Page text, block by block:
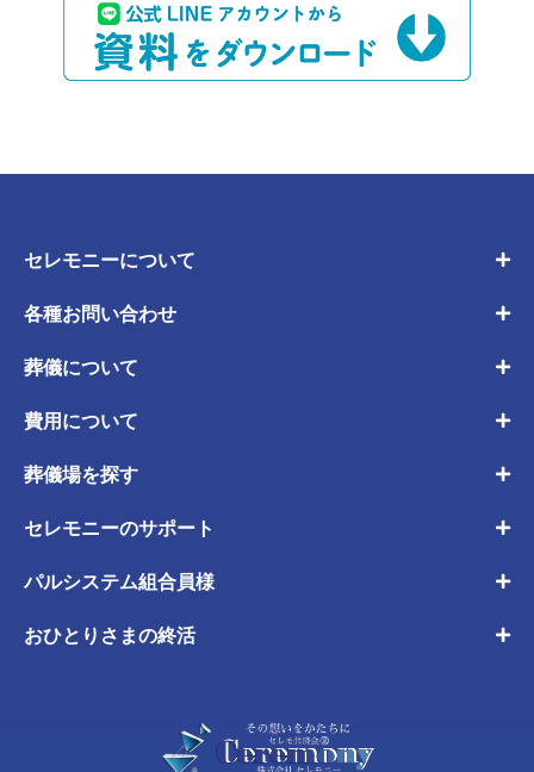
セレモニーについて
各種お問い合わせ
葬儀について
費用について
葬儀場を探す
セレモニーのサポート
パルシステム組合員様
おひとりさまの終活